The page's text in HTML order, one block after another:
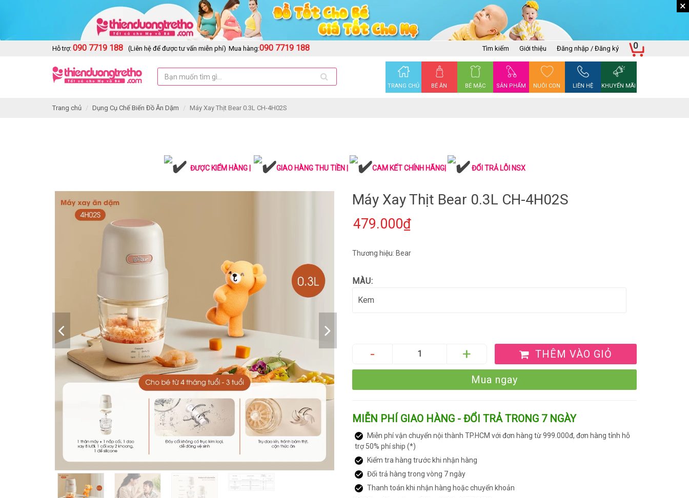
×
Hỗ trợ: 090 7719 188 (Liên hệ để được tư vấn miễn phí) Mua hàng:090 7719 188 Tìm kiếm Giới thiệu Đăng nhập / Đăng ký
TRANG CHỦ BÉ ĂN BÉ MẶC SẢN PHẨM NUÔI CON LIÊN HỆ KHUYẾN MÃI
0
Trang chủ Dụng Cụ Chế Biến Đồ Ăn Dặm Máy Xay Thịt Bear 0.3L CH-4H02S
ĐƯỢC KIỂM HÀNG | GIAO HÀNG THU TIỀN | CAM KẾT CHÍNH HÃNG| ĐỔI TRẢ LỖI NSX
Máy Xay Thịt Bear 0.3L CH-4H02S
479.000₫
Thương hiệu: Bear
MÀU:
THÊM VÀO GIỎ
Mua ngay
MIỄN PHÍ GIAO HÀNG - ĐỔI TRẢ TRONG 7 NGÀY
Miễn phí vận chuyển nội thành TP.HCM với đơn hàng từ 999.000đ, đơn hàng tỉnh hỗ
trợ 50% phí ship (*)
Kiểm tra hàng trước khi nhận hàng
Đổi trả hàng trong vòng 7 ngày
Thanh toán khi nhận hàng hoặc chuyển khoản